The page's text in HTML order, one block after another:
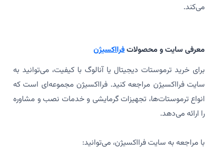
می‌کند.
معرفی سایت و محصولاتفرااکسیژن
برای خرید ترموستات دیجیتال یا آنالوگ با کیفیت، می‌توانید به
سایت فرااکسیژن مراجعه کنید. فرااکسیژن مجموعه‌ای است که
انواع ترموستات‌ها، تجهیزات گرمایشی و خدمات نصب و مشاوره
را ارائه می‌دهد.
با مراجعه به سایت فرااکسیژن، می‌توانید: